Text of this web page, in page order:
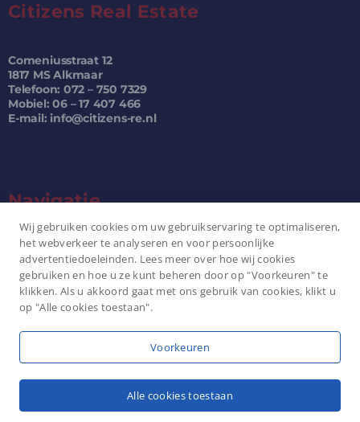
Citizens Real Estate
Comeniusstraat 12
1817 MS Alkmaar
Telefoon: 072 – 750 7329
Mobiel: 06 – 17 407 466
E-mail: info@citizens-re.nl
Navigatie
Citizens Real Estate Home
Aanbod
Transacties
Contact
Copyright 2008 – 2025 | All Rechten gereserveerd | Powered
byKechmida
Wij gebruiken cookies om uw gebruikservaring te optimaliseren,
het webverkeer te analyseren en voor persoonlijke
advertentiedoeleinden. Lees meer over hoe wij cookies
gebruiken en hoe u ze kunt beheren door op "Voorkeuren" te
klikken. Als u akkoord gaat met ons gebruik van cookies, klikt u
op "Alle cookies toestaan".
Voorkeuren
Alle cookies toestaan